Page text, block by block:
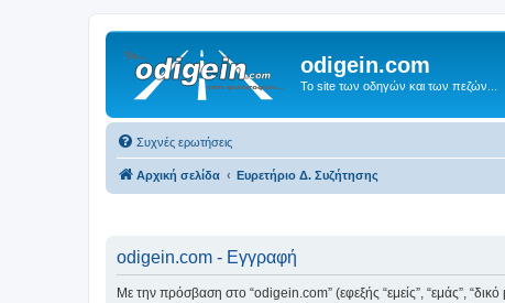
odigein.com
Το site των οδηγών και των πεζών...
Συχνές ερωτήσεις
Αρχική σελίδα Ευρετήριο Δ. Συζήτησης
odigein.com - Εγγραφή
Με την πρόσβαση στο “odigein.com” (εφεξής “εμείς”, “εμάς”,